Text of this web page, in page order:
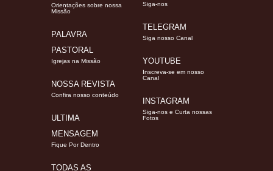
Orientações sobre nossa
Missão
PALAVRA
PASTORAL
Igrejas na Missão
NOSSA REVISTA
Confira nosso conteúdo
ULTIMA
MENSAGEM
Fique Por Dentro
TODAS AS
Siga-nos
TELEGRAM
Siga nosso Canal
YOUTUBE
Inscreva-se em nosso
Canal
INSTAGRAM
Siga-nos e Curta nossas
Fotos